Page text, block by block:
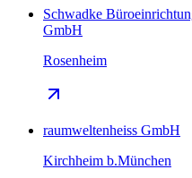
Schwadke
GmbH
Rosenheim
raumweltenheiss GmbH
Kirchheim b.München